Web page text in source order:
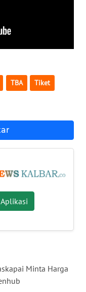
TBA Tiket
Minta Harga